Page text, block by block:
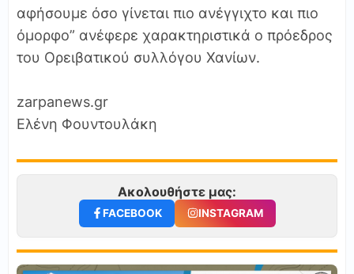
αφήσουμε όσο γίνεται πιο ανέγγιχτο και πιο
όμορφο” ανέφερε χαρακτηριστικά ο πρόεδρος
του Ορειβατικού συλλόγου Χανίων.
zarpanews.gr
Ελένη Φουντουλάκη
Ακολουθήστε μας:
FACEBOOK INSTAGRAM